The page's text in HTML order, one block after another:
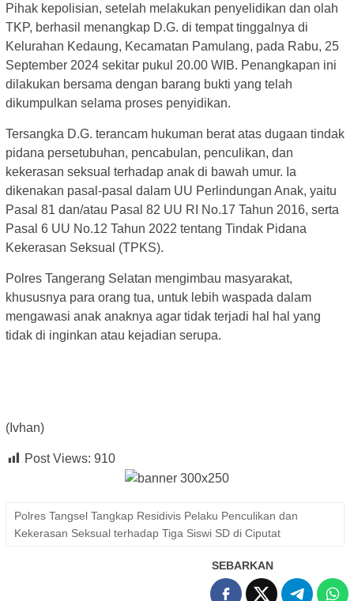
Pihak kepolisian, setelah melakukan penyelidikan dan olah
TKP, berhasil menangkap D.G. di tempat tinggalnya di
Kelurahan Kedaung, Kecamatan Pamulang, pada Rabu, 25
September 2024 sekitar pukul 20.00 WIB. Penangkapan ini
dilakukan bersama dengan barang bukti yang telah
dikumpulkan selama proses penyidikan.
Tersangka D.G. terancam hukuman berat atas dugaan tindak
pidana persetubuhan, pencabulan, penculikan, dan
kekerasan seksual terhadap anak di bawah umur. Ia
dikenakan pasal-pasal dalam UU Perlindungan Anak, yaitu
Pasal 81 dan/atau Pasal 82 UU RI No.17 Tahun 2016, serta
Pasal 6 UU No.12 Tahun 2022 tentang Tindak Pidana
Kekerasan Seksual (TPKS).
Polres Tangerang Selatan mengimbau masyarakat,
khususnya para orang tua, untuk lebih waspada dalam
mengawasi anak anaknya agar tidak terjadi hal hal yang
tidak di inginkan atau kejadian serupa.
(Ivhan)
Post Views: 910
Polres Tangsel Tangkap Residivis Pelaku Penculikan dan
Kekerasan Seksual terhadap Tiga Siswi SD di Ciputat
SEBARKAN